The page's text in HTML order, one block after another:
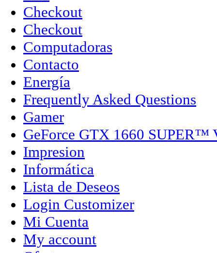
Checkout
Checkout
Computadoras
Contacto
Energía
Frequently Asked Questions
Gamer
GeForce GTX 1660 SUPER™
Impresion
Informática
Lista de Deseos
Login Customizer
Mi Cuenta
My account